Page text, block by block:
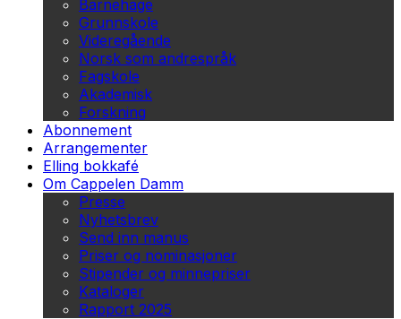
Barnehage
Grunnskole
Videregående
Norsk som andrespråk
Fagskole
Akademisk
Forskning
Abonnement
Arrangementer
Elling bokkafé
Om Cappelen Damm
Presse
Nyhetsbrev
Send inn manus
Priser og nominasjoner
Stipender og minnepriser
Kataloger
Rapport 2025